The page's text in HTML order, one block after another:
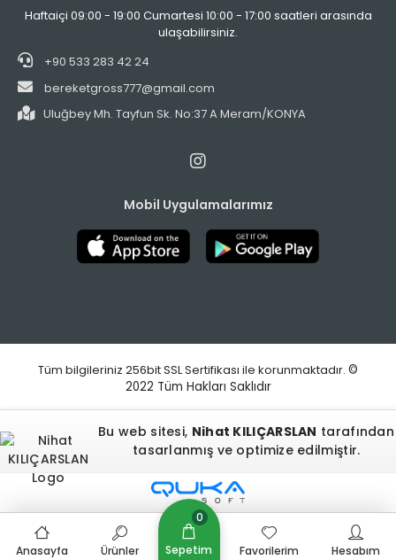
Haftaiçi 09:00 - 19:00 Cumartesi 10:00 - 17:00 saatleri arasında
ulaşabilirsiniz.
+90 533 283 42 24
bereketgross777@gmail.com
Uluğbey Mh. Tayfun Sk. No:37 A Meram/KONYA
Mobil Uygulamalarımız
Tüm bilgileriniz 256bit SSL Sertifikası ile korunmaktadır. ©
2022 Tüm Hakları Saklıdır
Bu web sitesi, Nihat KILIÇARSLAN tarafından
tasarlanmış ve optimize edilmiştir.
Anasayfa Ürünler Sepetim
0
Favorilerim Hesabım